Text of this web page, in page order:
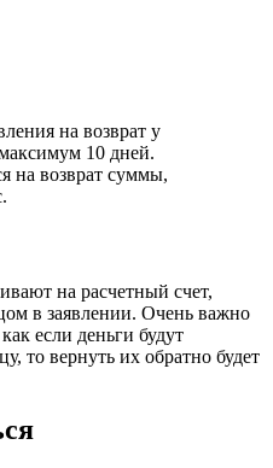
на возврат у
10 дней.
на возврат суммы,
на расчетный счет,
в заявлении. Очень важно
если деньги будут
то вернуть их обратно будет